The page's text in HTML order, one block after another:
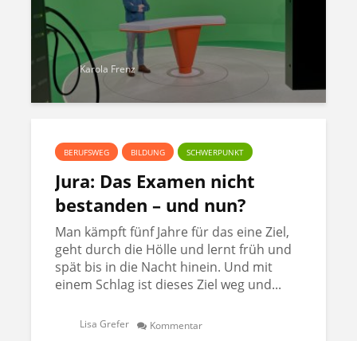
Karola Frenz
BERUFSWEG BILDUNG SCHWERPUNKT
Jura: Das Examen nicht
bestanden – und nun?
Man kämpft fünf Jahre für das eine Ziel,
geht durch die Hölle und lernt früh und
spät bis in die Nacht hinein. Und mit
einem Schlag ist dieses Ziel weg und...
Lisa Grefer Kommentar